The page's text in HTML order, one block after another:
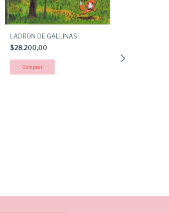
LADRON DE GALLINAS
$28.200,00
EL ALA OESTE